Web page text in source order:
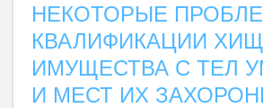
НЕКОТОРЫЕ
КВАЛИФИКАЦИИ
ИМУЩЕСТВА С ТЕЛ
И МЕСТ ИХ